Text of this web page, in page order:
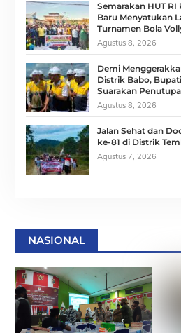
Semarakan HUT RI
Baru Menyatukan
Turnamen Bola
Agustus 8, 2026
Demi
Distrik Babo,
Suarakan
Agustus 8, 2026
Jalan Sehat dan
ke-81 di Distrik
Agustus 7, 2026
NASIONAL